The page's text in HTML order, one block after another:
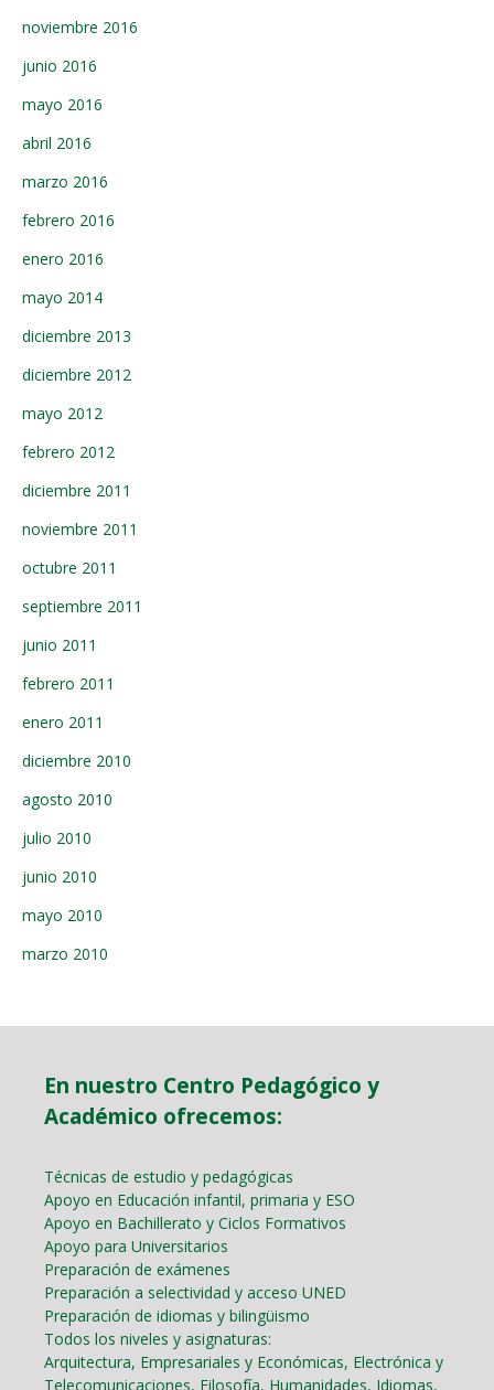
noviembre 2016
junio 2016
mayo 2016
abril 2016
marzo 2016
febrero 2016
enero 2016
mayo 2014
diciembre 2013
diciembre 2012
mayo 2012
febrero 2012
diciembre 2011
noviembre 2011
octubre 2011
septiembre 2011
junio 2011
febrero 2011
enero 2011
diciembre 2010
agosto 2010
julio 2010
junio 2010
mayo 2010
marzo 2010
En nuestro Centro Pedagógico y
Académico ofrecemos:
Técnicas de estudio y pedagógicas
Apoyo en Educación infantil, primaria y ESO
Apoyo en Bachillerato y Ciclos Formativos
Apoyo para Universitarios
Preparación de exámenes
Preparación a selectividad y acceso UNED
Preparación de idiomas y bilingüismo
Todos los niveles y asignaturas:
Arquitectura, Empresariales y Económicas, Electrónica y
Telecomunicaciones, Filosofía, Humanidades, Idiomas,